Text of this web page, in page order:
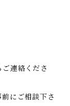
連絡くださ
にご相談下さ